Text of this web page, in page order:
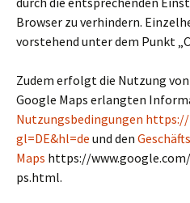
Browser zu verhindern.
vorstehend unter dem Punkt
Zudem erfolgt die Nutzung
Google Maps erlangten
Nutzungsbedingungen https://
gl=DE&hl=de und den
Maps https://
ps.html.